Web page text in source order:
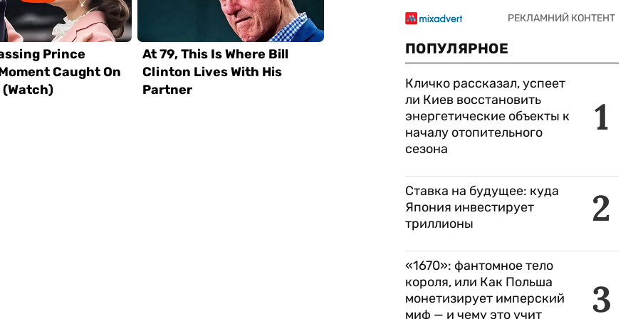
ПОПУЛЯРНОЕ
1
Кличко рассказал, успеет
ли Киев восстановить
энергетические объекты к
началу отопительного
сезона
2
Ставка на будущее: куда
Япония инвестирует
триллионы
3
«1670»: фантомное тело
короля, или Как Польша
монетизирует имперский
миф — и чему это учит